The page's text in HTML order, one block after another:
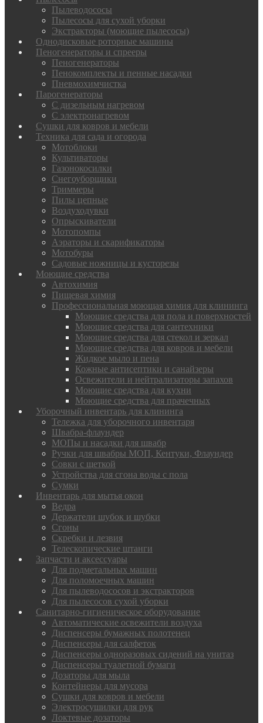
Пылеводососы
Пылесосы для сухой уборки
Экстракторы (моющие пылесосы)
Однодисковые роторные машины
Пеногенераторы и спрееры
Пеногенераторы
Пенокомплекты и пенные насадки
Пневмохимчистка
Парогенераторы
С дизельным нагревом
С электронагревом
Сушки для ковров и мебели
Техника для сада и огорода
Мотоблоки
Культиваторы
Газонокосилки
Снегоуборщики
Триммеры
Пилы цепные
Воздуходувки
Опрыскиватели
Мотопомпы
Аэраторы и скарификаторы
Мотобуры
Садовые ножницы и кусторезы
Моющие средства
Автохимия
Пищевая химия
Профессиональная моющая химия для клининга
Моющие средства для пола и поверхностей
Моющие средства для сантехники
Моющие средства для стекол и зеркал
Моющие средства для ковров и мебели
Жидкое мыло и пена
Кожные антисептики и санайзеры
Освежители и нейтрализаторы запахов
Моющие средства для кухни
Моющие средства для прачечных
Уборочный инвентарь для клининга
Тележка для уборочного инвентаря
Швабра-флаундер
МОПы и насадки для швабр
Ручки для швабры МОП, Кентуки, Флаундер
Совки с щеткой
Устройства для сгона воды с пола
Сумки
Инвентарь для мытья окон
Ведра
Держатели шубок и шубки
Сгоны
Скребки и лезвия
Телескопические штанги
Запчасти и аксессуары
Для подметальных машин
Для поломоечных машин
Для пылеводососов и экстракторов
Для пылесосов сухой уборки
Санитарно-гигиеническое оборудование
Автоматические освежители воздуха
Диспенсеры бумажных полотенец
Диспенсеры для салфеток
Диспенсеры одноразовых сидений на унитаз
Диспенсеры туалетной бумаги
Дозаторы для мыла
Контейнеры для мусора
Сушки для ковров и мебели
Электросушилки для рук
Локтевые дозаторы